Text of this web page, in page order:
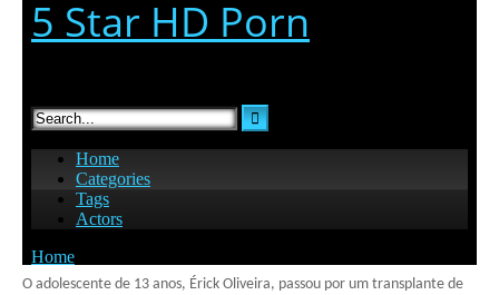
O adolescente de 13 anos, Érick Oliveira, passou por um transplante de